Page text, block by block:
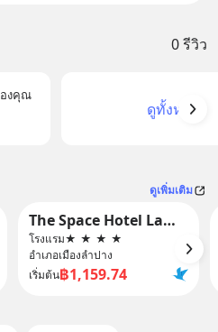
0 รีวิว
งคุณ
ดูทั้งหมด
ดูเพิ่มเติม
The Space Hotel Lampang
โรงแรม★ ★ ★ ★
อำเภอเมืองลำปาง
เริ่มต้น฿1,159.74